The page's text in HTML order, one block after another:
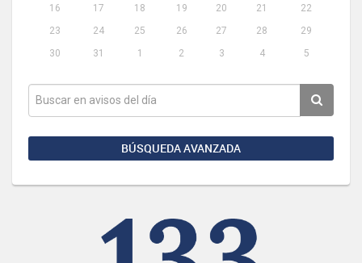
16
17 18 19 20 21
22
23
24 25 26 27 28
29
30
31 1 2 3 4 5
BÚSQUEDA AVANZADA